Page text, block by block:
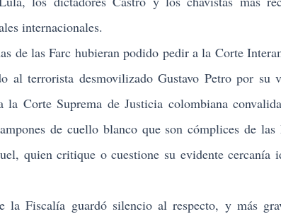
internacionales.
de las Farc hubieran podido pedir a la Corte
al terrorista desmovilizado Gustavo Petro por su
Corte Suprema de Justicia colombiana
de cuello blanco que son cómplices de
quien critique o cuestione su evidente cercanía
la Fiscalía guardó silencio al respecto, y más